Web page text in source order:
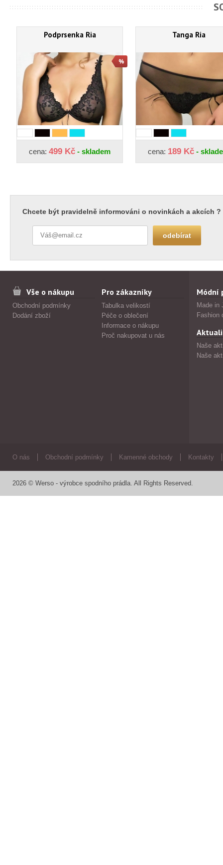
Podprsenka Ria
cena: 499 Kč - skladem
Tanga Ria
cena: 189 Kč -
Chcete být pravidelně informováni o novinkách a akcích ?
Vše o nákupu
Obchodní podmínky
Dodání zboží
Pro zákazníky
Tabulka velikostí
Péče o oblečení
Informace o nákupu
Proč nakupovat u nás
Módní
Made in
Fashion
Naše
Naše
O nás Obchodní podmínky Kamenné obchody Kontakty
2026 © Werso - výrobce spodního prádla. All Rights Reserved.